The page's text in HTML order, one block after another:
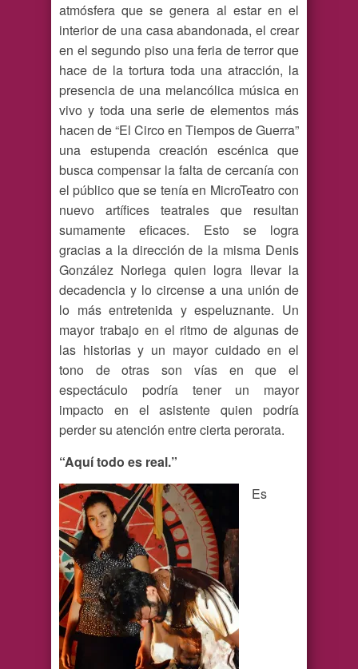
atmósfera que se genera al estar en el
interior de una casa abandonada, el crear
en el segundo piso una feria de terror que
hace de la tortura toda una atracción, la
presencia de una melancólica música en
vivo y toda una serie de elementos más
hacen de “El Circo en Tiempos de Guerra”
una estupenda creación escénica que
busca compensar la falta de cercanía con
el público que se tenía en MicroTeatro con
nuevo artífices teatrales que resultan
sumamente eficaces. Esto se logra
gracias a la dirección de la misma Denis
González Noriega quien logra llevar la
decadencia y lo circense a una unión de
lo más entretenida y espeluznante. Un
mayor trabajo en el ritmo de algunas de
las historias y un mayor cuidado en el
tono de otras son vías en que el
espectáculo podría tener un mayor
impacto en el asistente quien podría
perder su atención entre cierta perorata.
“Aquí todo es real.”
Es